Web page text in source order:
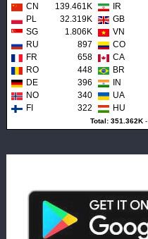
CN
139.461K IR
PL
32.319K GB
SG
1.806K VN
RU
897 CO
FR
658 CA
RO
448 BR
DE
396 IN
NO
340 UA
FI
322 HU
Total: 351.362K-